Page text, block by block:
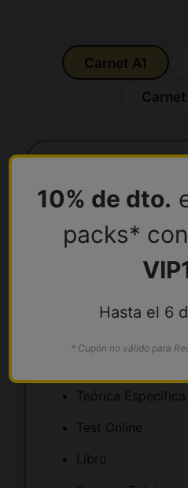
A1
495€
Pack A1
Teórica
Test Online
Libro
10% de dto.
packs*
Hasta el 6
* Cupón no válido para